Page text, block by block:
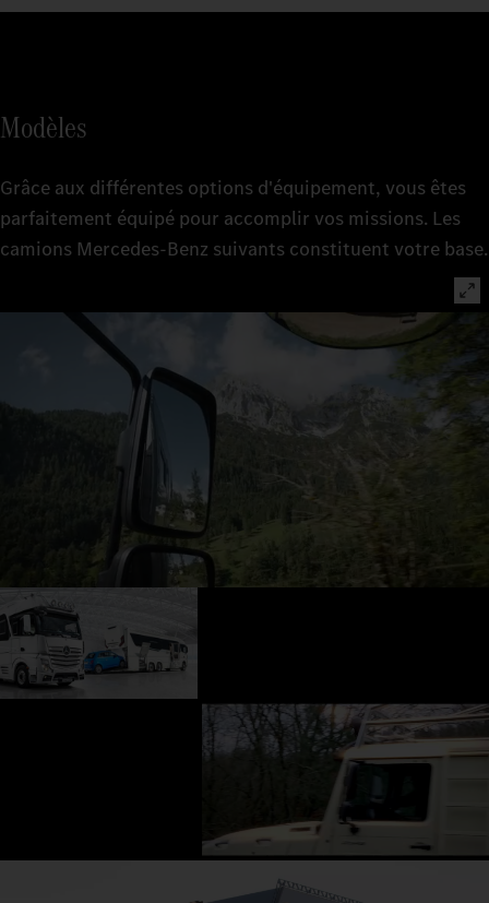
Modèles
Grâce aux différentes options d'équipement, vous êtes
parfaitement équipé pour accomplir vos missions. Les
camions Mercedes‑Benz suivants constituent votre base.